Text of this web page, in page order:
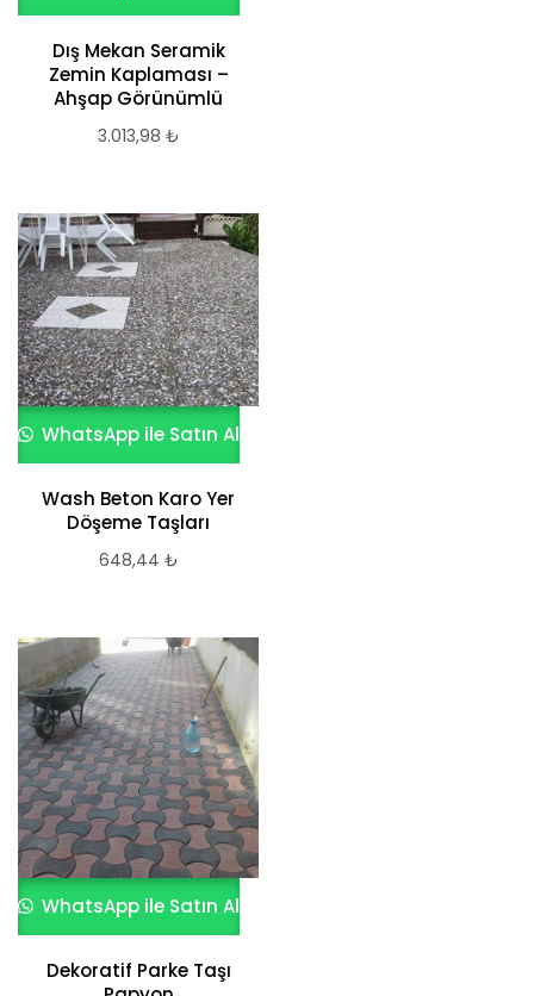
Dış Mekan Seramik
Zemin Kaplaması –
Ahşap Görünümlü
3.013,98 ₺
WhatsApp ile Satın Al
Wash Beton Karo Yer
Döşeme Taşları
648,44 ₺
WhatsApp ile Satın Al
Dekoratif Parke Taşı